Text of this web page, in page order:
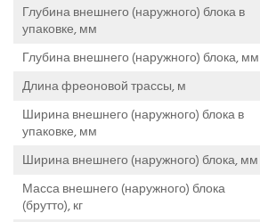
Глубина внешнего (наружного) блока в
упаковке, мм
Глубина внешнего (наружного) блока, мм
Длина фреоновой трассы, м
Ширина внешнего (наружного) блока в
упаковке, мм
Ширина внешнего (наружного) блока, мм
Масса внешнего (наружного) блока
(брутто), кг